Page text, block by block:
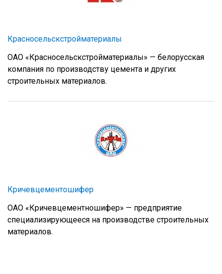
Красносельскстройматериалы
ОАО «Красносельскстройматериалы» — белорусская
компания по производству цемента и других
строительных материалов.
Кричевцементошифер
ОАО «Кричевцементношифер» — предприятие
специализирующееся на производстве строительных
материалов.